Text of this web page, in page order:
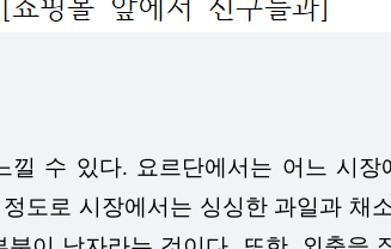
수 있다. 요르단에서는 어느 시장
도로 시장에서는 싱싱한 과일과 채